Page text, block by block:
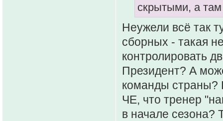
скрытыми, а там
Неужели всё так
сборных - такая
контролировать
Президент? А
команды страны?
ЧЕ, что тренер
в начале сезона?